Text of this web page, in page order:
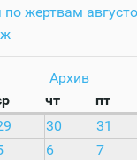
по жертвам
Архив
чт пт
30 31
6 7